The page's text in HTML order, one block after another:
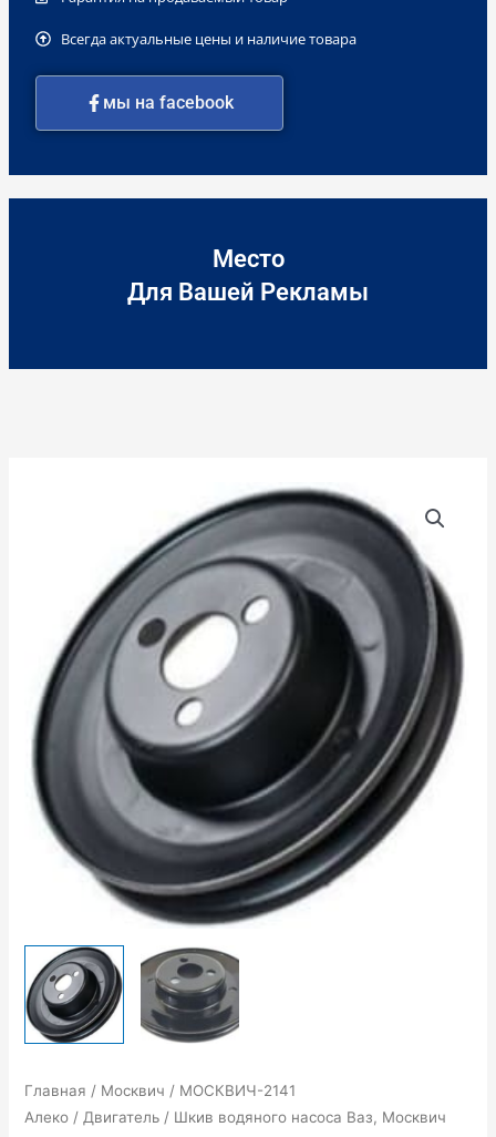
Всегда актуальные цены и наличие товара
мы на facebook
Место
Для Вашей Рекламы
Главная / Москвич / МОСКВИЧ-2141
Алеко / Двигатель / Шкив водяного насоса Ваз, Москвич
Москвич